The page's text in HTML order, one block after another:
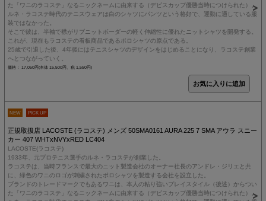
た「ワニのラコステ」なるニックネームに由来する（デビスカップ優勝当時につけられた）。
ルネ・ラコステ時代のテニスウェアは白のシャツにパンツという格好で、運動に適している服
装ではなかった。
そこで彼は、半袖で襟がリブニットボーダーの軽く伸縮性に優れたニットシャツを開発する。
これが、現在もラコステの看板商品であるポロシャツの原点である。
25歳で引退した後、4年後にはテニスシャツのデザインをはじめることになり、ラコステ創業
へとつながっていく。
価格： 17,050円(本体 15,500円、税 1,550円)
NEW PICK UP
正規取扱店 LACOSTE (ラコステ) メンズ 50SMA0161 AURA 225 7 SMA アウラ スニー
カー 407 WHTxNVYxRED LC404
LACOSTE(ラコステ)
1933年、元プロテニス選手のルネ・ラコステが創業した。
ラコステは、当時フランスで最大のニット製造会社のオーナー社長のアンドレ・ジリエと共
に、緑色のワニのロゴが刺繍されたポロシャツを製造する会社を設立した。
ブランドのトレードマークでもあるワニは、本人の粘り強いプレイスタイル（後述）からつい
た「ワニのラコステ」なるニックネームに由来する（デビスカップ優勝当時につけられた）。